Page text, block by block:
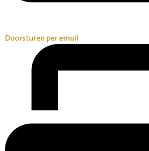
Doorsturen per email